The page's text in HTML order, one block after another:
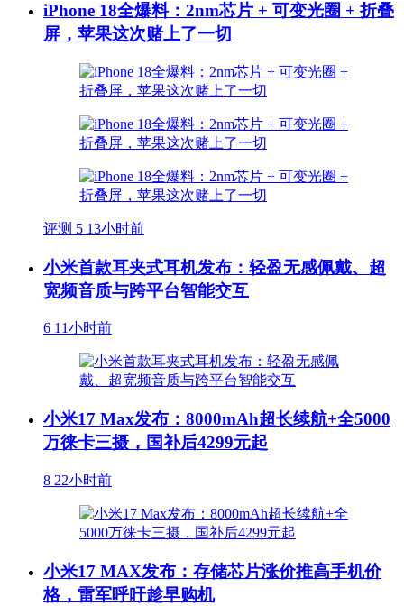
iPhone 18全爆料：2nm芯片 + 可变光圈 + 折叠
屏，苹果这次赌上了一切
评测 5 13小时前
小米首款耳夹式耳机发布：轻盈无感佩戴、超
宽频音质与跨平台智能交互
6 11小时前
小米17 Max发布：8000mAh超长续航+全5000
万徕卡三摄，国补后4299元起
8 22小时前
小米17 MAX发布：存储芯片涨价推高手机价
格，雷军呼吁趁早购机